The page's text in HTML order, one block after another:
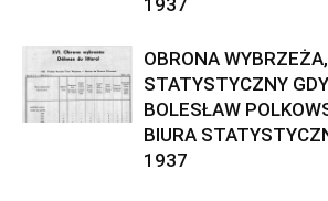
OBRONA
STATYSTYCZNY
BOLESŁAW
BIURA
1937